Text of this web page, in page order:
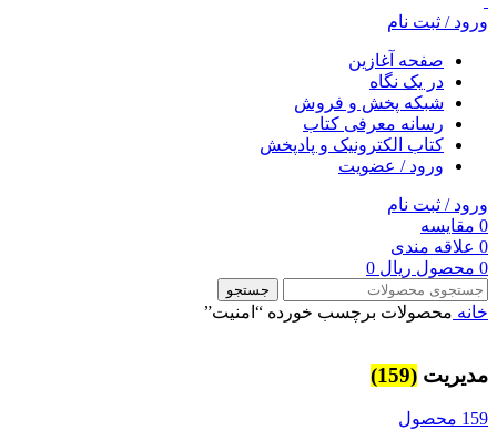
ورود / ثبت نام
صفحه آغازین
در یک نگاه
شبکه پخش و فروش
رسانه معرفی کتاب
کتاب الکترونیک و پادپخش
ورود / عضویت
ورود / ثبت نام
0 مقایسه
0 علاقه مندی
0 محصول ریال
جستجو
خانه محصولات برچسب خورده “امنیت”
مديريت (159)
159 محصول